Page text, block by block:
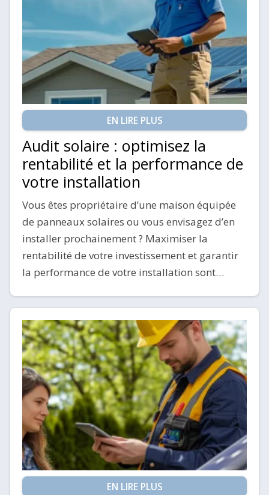
EN LIRE PLUS
Audit solaire : optimisez la
rentabilité et la performance de
votre installation
Vous êtes propriétaire d’une maison équipée
de panneaux solaires ou vous envisagez d’en
installer prochainement ? Maximiser la
rentabilité de votre investissement et garantir
la performance de votre installation sont…
EN LIRE PLUS